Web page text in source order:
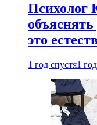
Психолог
это
1 год спустя1